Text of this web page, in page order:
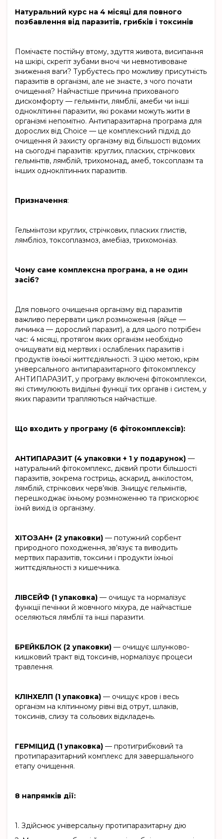
Натуральний курс на 4 місяці для повного
позбавлення від паразитів, грибків і токсинів
Помічаєте постійну втому, здуття живота, висипання
на шкірі, скрегіт зубами вночі чи невмотивоване
зниження ваги? Турбуєтесь про можливу присутність
паразитів в організмі, але не знаєте, з чого почати
очищення? Найчастіше причина прихованого
дискомфорту — гельмінти, лямблії, амеби чи інші
одноклітинні паразити, які роками можуть жити в
організмі непомітно. Антипаразитарна програма для
дорослих від Choice — це комплексний підхід до
очищення й захисту організму від більшості відомих
на сьогодні паразитів: круглих, пласких, стрічкових
гельмінтів, лямблій, трихомонад, амеб, токсоплазм та
інших одноклітинних паразитів.
Призначення:
Гельмінтози круглих, стрічкових, пласких глистів,
лямбліоз, токсоплазмоз, амебіаз, трихомоніаз.
Чому саме комплексна програма, а не один
засіб?
Для повного очищення організму від паразитів
важливо перервати цикл розмноження (яйце —
личинка — дорослий паразит), а для цього потрібен
час: 4 місяці, протягом яких організм необхідно
очищувати від мертвих і ослаблених паразитів і
продуктів їхньої життєдіяльності. З цією метою, крім
універсального антипаразитарного фітокомплексу
АНТИПАРАЗИТ, у програму включені фітокомплекси,
які стимулюють видільні функції тих органів і систем, у
яких паразити трапляються найчастіше.
Що входить у програму (6 фітокомплексів):
АНТИПАРАЗИТ (4 упаковки + 1 у подарунок) —
натуральний фітокомплекс, дієвий проти більшості
паразитів, зокрема гостриць, аскарид, анкілостом,
лямблій, стрічкових черв’яків. Знищує гельмінтів,
перешкоджає їхньому розмноженню та прискорює
їхній вихід із організму.
ХІТОЗАН+ (2 упаковки) — потужний сорбент
природного походження, зв’язує та виводить
мертвих паразитів, токсини і продукти їхньої
життєдіяльності з кишечника.
ЛІВСЕЙФ (1 упаковка) — очищує та нормалізує
функції печінки й жовчного міхура, де найчастіше
оселяються лямблії та інші паразити.
БРЕЙКБЛОК (2 упаковки) — очищує шлунково-
кишковий тракт від токсинів, нормалізує процеси
травлення.
КЛІНХЕЛП (1 упаковка) — очищує кров і весь
організм на клітинному рівні від отрут, шлаків,
токсинів, слизу та сольових відкладень.
ГЕРМІЦИД (1 упаковка) — протигрибковий та
протипаразитарний комплекс для завершального
етапу очищення.
8 напрямків дії:
1. Здійснює універсальну протипаразитарну дію